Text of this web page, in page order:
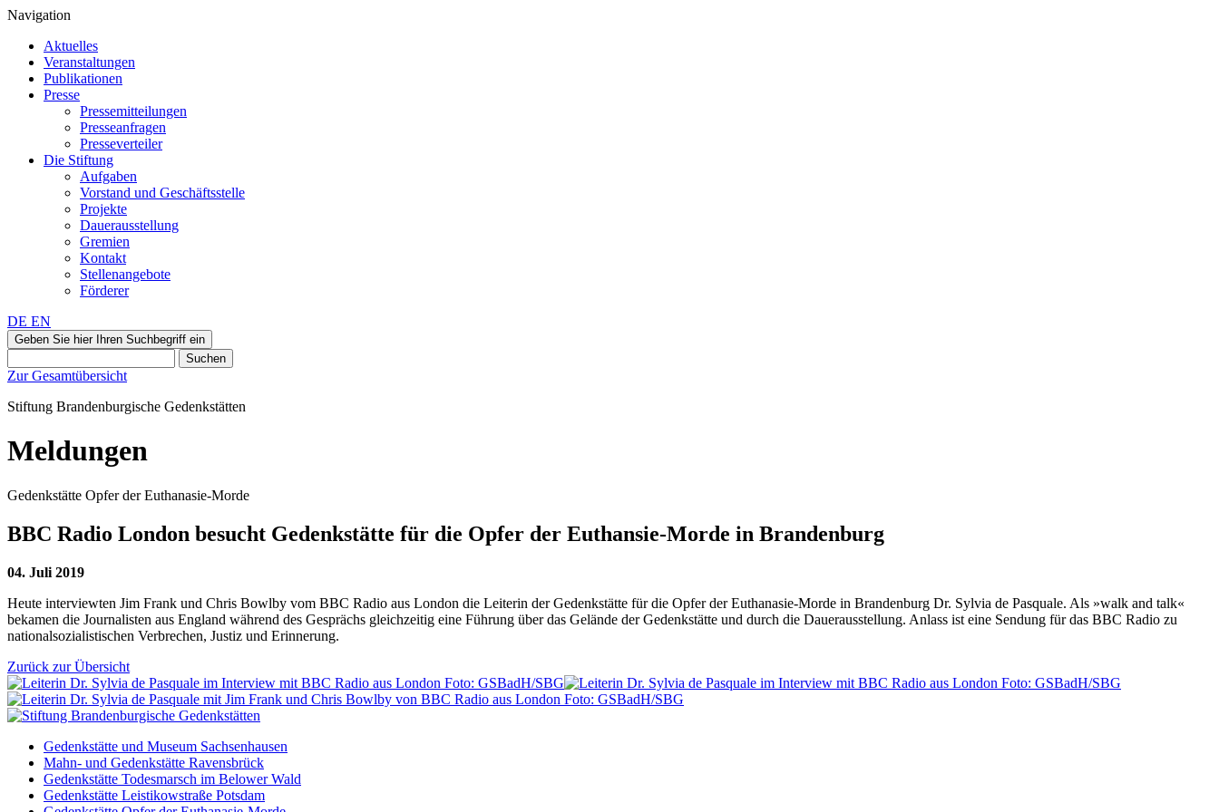
Navigation
Aktuelles
Veranstaltungen
Publikationen
Presse
Pressemitteilungen
Presseanfragen
Presseverteiler
Die Stiftung
Aufgaben
Vorstand und Geschäftsstelle
Projekte
Dauerausstellung
Gremien
Kontakt
Stellenangebote
Förderer
DE EN
Geben Sie hier Ihren Suchbegriff ein
Suchen
Zur Gesamtübersicht
Stiftung Brandenburgische Gedenkstätten
Meldungen
Gedenkstätte Opfer der Euthanasie-Morde
BBC Radio London besucht Gedenkstätte für die Opfer der Euthansie-Morde in Brandenburg
04. Juli 2019
Heute interviewten Jim Frank und Chris Bowlby vom BBC Radio aus London die Leiterin der Gedenkstätte für die Opfer der Euthanasie-Morde in Brandenburg Dr. Sylvia de Pasquale. Als »walk and talk«
bekamen die Journalisten aus England während des Gesprächs gleichzeitig eine Führung über das Gelände der Gedenkstätte und durch die Dauerausstellung. Anlass ist eine Sendung für das BBC Radio zu
nationalsozialistischen Verbrechen, Justiz und Erinnerung.
Zurück zur Übersicht
Gedenkstätte und Museum Sachsenhausen
Mahn- und Gedenkstätte Ravensbrück
Gedenkstätte Todesmarsch im Belower Wald
Gedenkstätte Leistikowstraße Potsdam